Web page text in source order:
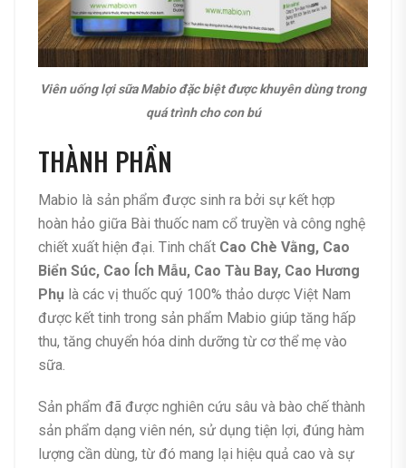
Viên uống lợi sữa Mabio đặc biệt được khuyên dùng trong
quá trình cho con bú
THÀNH PHẦN
Mabio là sản phẩm được sinh ra bởi sự kết hợp
hoàn hảo giữa Bài thuốc nam cổ truyền và công nghệ
chiết xuất hiện đại. Tinh chất Cao Chè Vằng, Cao
Biển Súc, Cao Ích Mẫu, Cao Tàu Bay, Cao Hương
Phụ là các vị thuốc quý 100% thảo dược Việt Nam
được kết tinh trong sản phẩm Mabio giúp tăng hấp
thu, tăng chuyển hóa dinh dưỡng từ cơ thể mẹ vào
sữa.
Sản phẩm đã được nghiên cứu sâu và bào chế thành
sản phẩm dạng viên nén, sử dụng tiện lợi, đúng hàm
lượng cần dùng, từ đó mang lại hiệu quả cao và sự